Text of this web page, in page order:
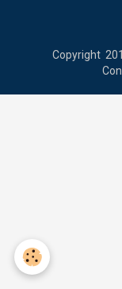
Copyright